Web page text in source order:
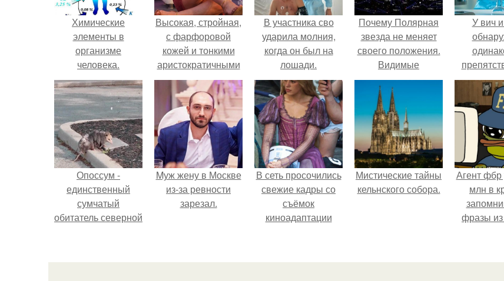
Химические
элементы в
организме
человека.
Высокая, стройная,
с фарфоровой
кожей и тонкими
аристократичными
чертами, эль
выглядит так, будто
сошла с полотна
художника.
В участника сво
ударила молния,
когда он был на
лошади.
Почему Полярная
звезда не меняет
своего положения.
Видимые
положения светил.
У вич
лечению
Опоссум -
единственный
сумчатый
обитатель северной
Mуж жену в Москве
из-за ревности
зарезал.
В сеть просочились
свежие кадры со
съёмок
киноадаптации
моментально
Мистические тайны
кельнского собора.
Агент фбр
млн в
фразы